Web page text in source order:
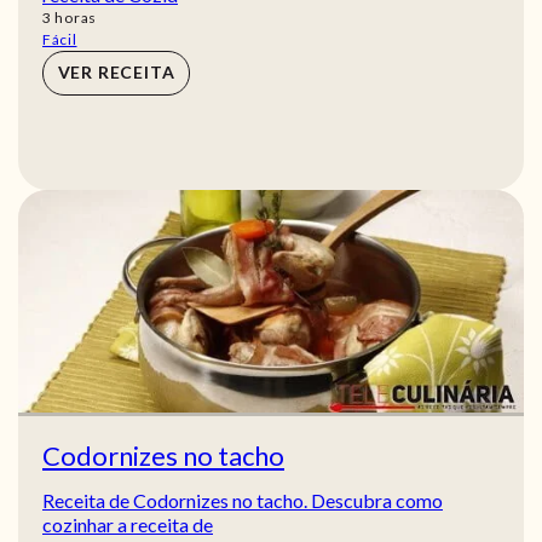
3 horas
horas
Fácil
VER RECEITA
Codornizes no tacho
Receita de Codornizes no tacho. Descubra como
cozinhar a receita de